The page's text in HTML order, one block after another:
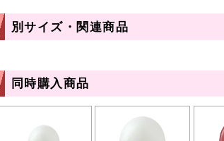
別サイズ・関連商品
同時購入商品